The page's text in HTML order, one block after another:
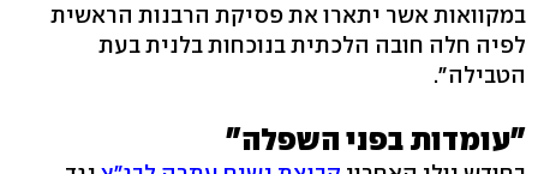
במקוואות אשר יתארו את פסיקת הרבנות הראשית
לפיה חלה חובה הלכתית בנוכחות בלנית בעת
הטבילה".
"עומדות בפני השפלה"